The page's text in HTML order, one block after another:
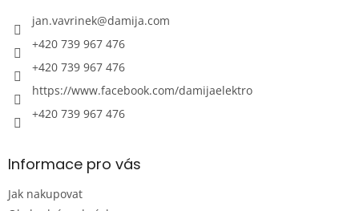
y
v
jan.vavrinek@damija.com
+420 739 967 476
+420 739 967 476
https://www.facebook.com/damijaelektro
+420 739 967 476
Informace pro vás
Jak nakupovat